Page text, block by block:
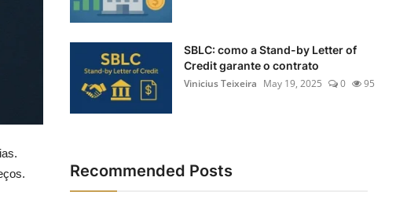
SBLC: como a Stand-by Letter of
Credit garante o contrato
Vinicius Teixeira May 19, 2025 0 95
Recommended Posts